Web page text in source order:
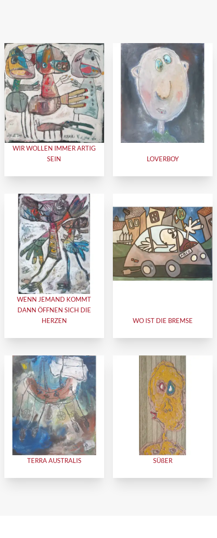
WIR WOLLEN IMMER ARTIG
SEIN
LOVERBOY
WENN JEMAND KOMMT
DANN ÖFFNEN SICH DIE
HERZEN
WO IST DIE BREMSE
TERRA AUSTRALIS SÜßER